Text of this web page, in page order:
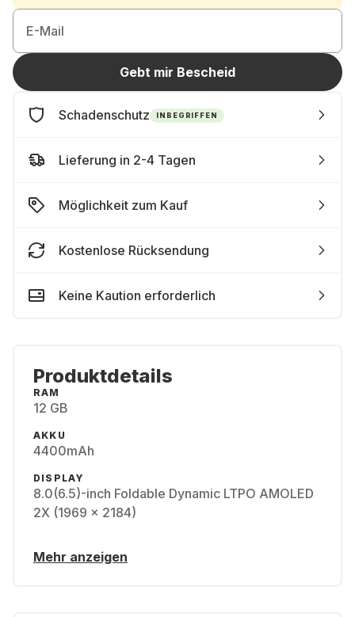
E-Mail
Gebt mir Bescheid
Schadenschutz INBEGRIFFEN
Lieferung in 2-4 Tagen
Möglichkeit zum Kauf
Kostenlose Rücksendung
Keine Kaution erforderlich
Produktdetails
RAM
12 GB
AKKU
4400mAh
DISPLAY
8.0(6.5)-inch Foldable Dynamic LTPO AMOLED
2X (1969 x 2184)
Mehr anzeigen